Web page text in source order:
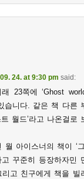
24. at 9:30 pm said:
23쪽에 ‘Ghost
습니다. 같은 책 다른
월드’라고 나온걸로
월 아이스너의 책이 ‘
고 꾸준히 등장하자민
고 친구에게 책을 빌